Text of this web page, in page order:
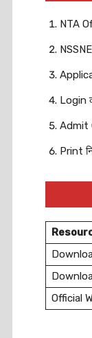
NTA
Login
Admit
Print
Official